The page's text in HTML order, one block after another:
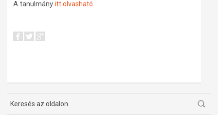
A tanulmány itt olvasható.